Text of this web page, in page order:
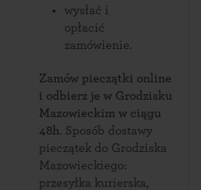
wysłać i
opłacić
zamówienie.
Zamów pieczątki online
i odbierz je w Grodzisku
Mazowieckim w ciągu
48h. Sposób dostawy
pieczątek do Grodziska
Mazowieckiego:
przesyłka kurierska,